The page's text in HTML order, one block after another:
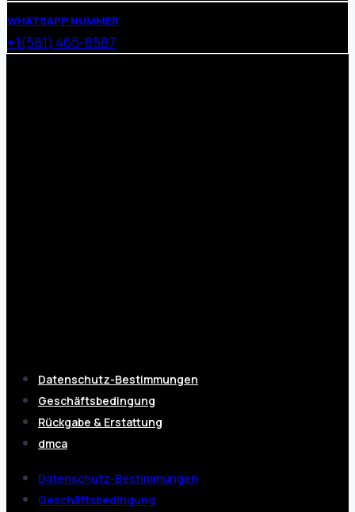
WHATSAPP NUMMER
+1(581) 465-8587
Datenschutz-Bestimmungen
Geschäftsbedingung
Rückgabe & Erstattung
dmca
Datenschutz-Bestimmungen
Geschäftsbedingung